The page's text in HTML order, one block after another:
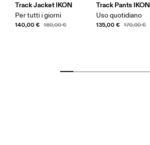
Track Jacket IKON
Per tutti i giorni
140,00 € 180,00 €
Track Pants IKON
Uso quotidiano
135,00 € 170,00 €